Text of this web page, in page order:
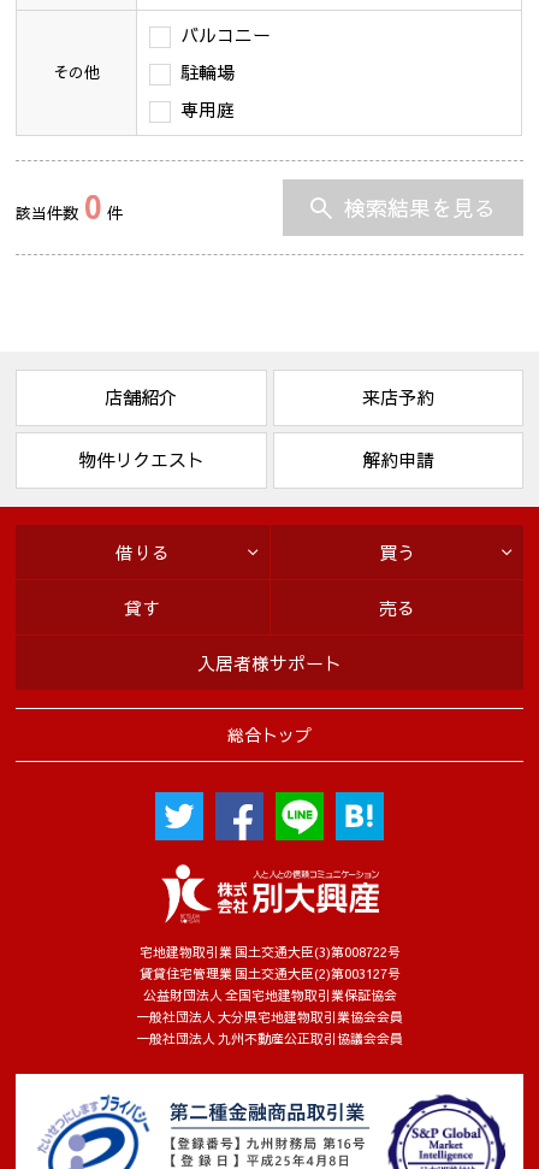
その他
バルコニー
駐輪場
専用庭
該当件数 0 件 検索結果を見る
店舗紹介 来店予約
物件リクエスト 解約申請
宅地建物取引業 国土交通大臣(3)第008722号
賃貸住宅管理業 国土交通大臣(2)第003127号
公益財団法人 全国宅地建物取引業保証協会
一般社団法人 大分県宅地建物取引業協会会員
一般社団法人 九州不動産公正取引協議会会員
総合トップ
借りる 買う
貸す 売る
入居者様サポート